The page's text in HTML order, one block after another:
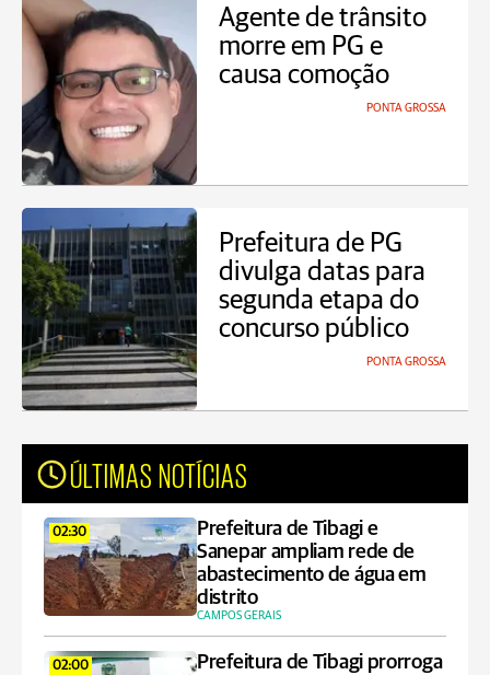
Agente de trânsito
morre em PG e
causa comoção
PONTA GROSSA
Prefeitura de PG
divulga datas para
segunda etapa do
concurso público
PONTA GROSSA
ÚLTIMAS NOTÍCIAS
02:30
Prefeitura de Tibagi e
Sanepar ampliam rede de
abastecimento de água em
distrito
CAMPOS GERAIS
02:00 Prefeitura de Tibagi prorroga